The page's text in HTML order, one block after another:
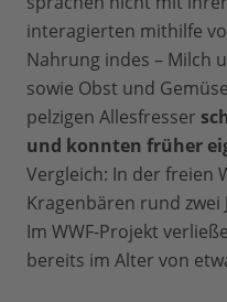
interagierten mithilfe
Nahrung indes – Milch
sowie Obst und
pelzigen Allesfresser
und konnten früher
Vergleich: In der freien
Kragenbären rund
Im WWF-Projekt
bereits im Alter von